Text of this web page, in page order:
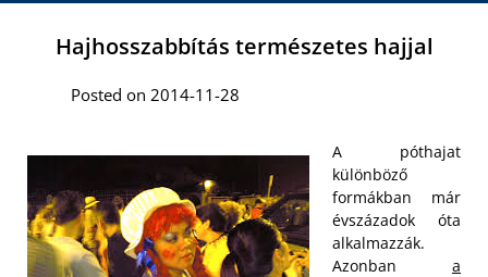
Hajhosszabbítás természetes hajjal
Posted on 2014-11-28
A póthajat
különböző
formákban már
évszázadok óta
alkalmazzák.
Azonban a